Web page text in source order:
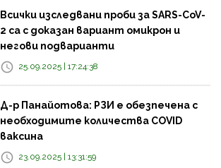
Всички изследвани проби за SARS-CoV-
2 са с доказан вариант омикрон и
негови подварианти
25.09.2025 | 17:24:38
Д-р Панайотова: РЗИ е обезпечена с
необходимите количества COVID
ваксина
23.09.2025 | 13:31:59